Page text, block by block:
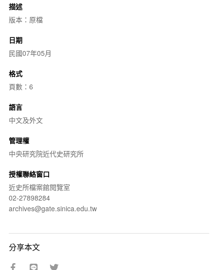
描述
版本：原檔
日期
民國07年05月
格式
頁數：6
語言
中文及外文
管理權
中央研究院近代史研究所
授權聯絡窗口
近史所檔案館閱覽室
02-27898284
archives@gate.sinica.edu.tw
分享本文